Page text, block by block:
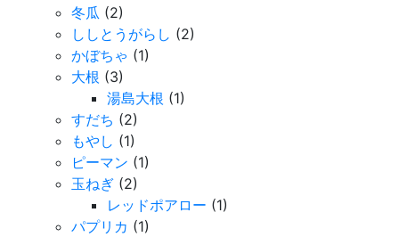
冬瓜 (2)
ししとうがらし (2)
かぼちゃ (1)
大根 (3)
湯島大根 (1)
すだち (2)
もやし (1)
ピーマン (1)
玉ねぎ (2)
レッドポアロー (1)
パプリカ (1)